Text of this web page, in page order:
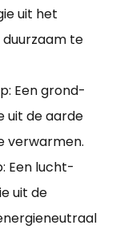
uit het
te
Een grond-
uit de aarde
verwarmen.
Een lucht-
uit de